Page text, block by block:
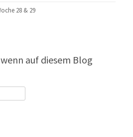
28 & 29
auf diesem Blog